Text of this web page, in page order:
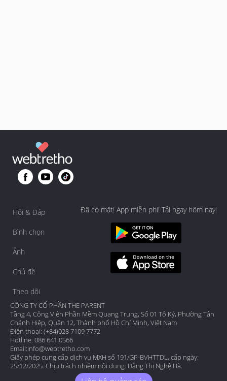
Hỏi & Đáp
Bình chọn
Ảnh
Chủ đề
Theo dõi
Đã có mặt! App miễn phí! Tải ngay hôm nay!
CÔNG TY CỔ PHẦN THE PARENT
Tầng 4, Công Viên Phần Mềm Quang Trung, Số 01 Tô Ký, Phường Tân
Chánh Hiệp, Quận 12, Thành phố Hồ Chí Minh, Việt Nam
Điện thoại: (+84)028 7109 7772
Hotline: 086 641 0566
Email:info@webtretho.com
Giấy phép cung cấp dịch vụ MXH số 191/GP-BVHTTDL, cấp ngày:
25/12/2025. Chịu trách nhiệm nội dung: Đặng Thị Nghệ Hà.